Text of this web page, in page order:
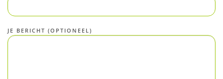
JE BERICHT (OPTIONEEL)